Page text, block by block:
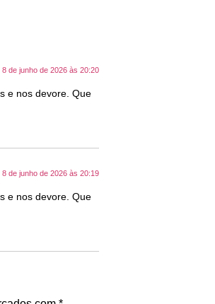
8 de junho de 2026 às 20:20
e nos devore. Que
8 de junho de 2026 às 20:19
e nos devore. Que